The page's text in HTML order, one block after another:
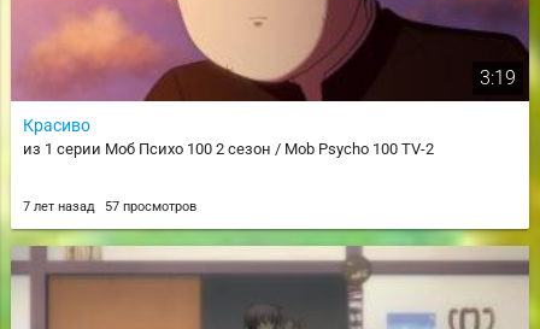
3:19
Красиво
из 1 серии Моб Психо 100 2 сезон / Mob Psycho 100 TV-2
7 лет назад 57 просмотров